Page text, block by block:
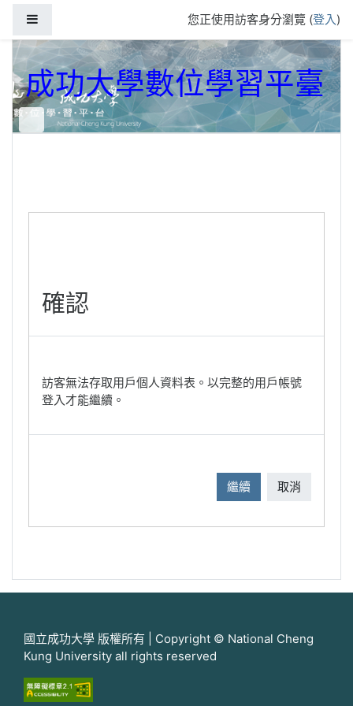
您正使用訪客身分瀏覽 (登入)
成功大學數位學習平臺
確認
訪客無法存取用戶個人資料表。以完整的用戶帳號
登入才能繼續。
繼續 取消
國立成功大學 版權所有 | Copyright © National Cheng
Kung University all rights reserved